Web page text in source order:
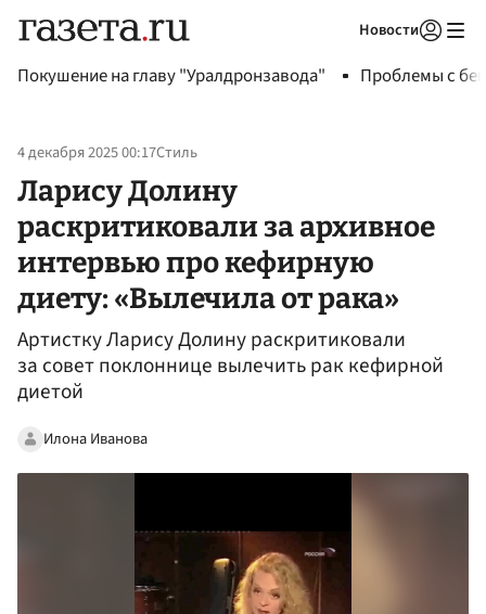
Новости
Покушение на главу "Уралдронзавода" Проблемы с
4 декабря 2025 00:17Стиль
Ларису Долину
раскритиковали за архивное
интервью про кефирную
диету: «Вылечила от рака»
Артистку Ларису Долину раскритиковали
за совет поклоннице вылечить рак кефирной
диетой
Илона Иванова